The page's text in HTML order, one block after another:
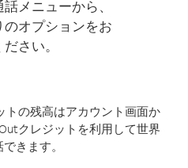
メニューから、
のオプションをお
さい。
トの残高はアカウント画面か
クレジットを利用して世界
きます。